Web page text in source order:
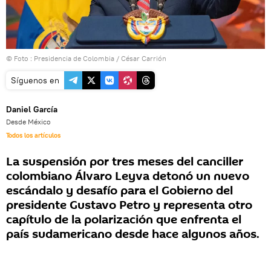
© Foto : Presidencia de Colombia / César Carrión
Síguenos en
Daniel García
Desde México
Todos los artículos
La suspensión por tres meses del canciller
colombiano Álvaro Leyva detonó un nuevo
escándalo y desafío para el Gobierno del
presidente Gustavo Petro y representa otro
capítulo de la polarización que enfrenta el
país sudamericano desde hace algunos años.